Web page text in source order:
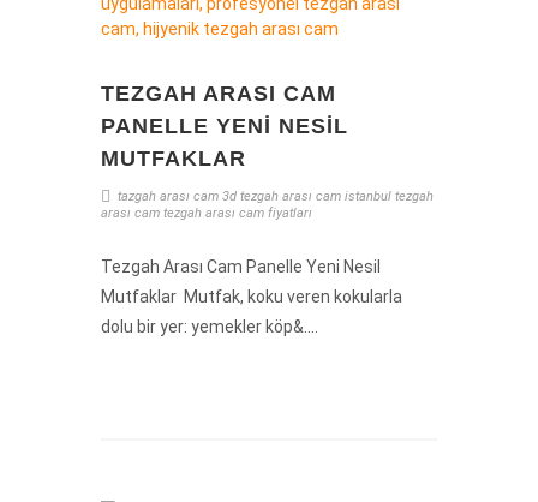
TEZGAH ARASI CAM
PANELLE YENI NESIL
MUTFAKLAR
tazgah arası cam 3d tezgah arası cam istanbul tezgah
arası cam tezgah arası cam fiyatları
Tezgah Arası Cam Panelle Yeni Nesil
Mutfaklar Mutfak, koku veren kokularla
dolu bir yer: yemekler köp&....